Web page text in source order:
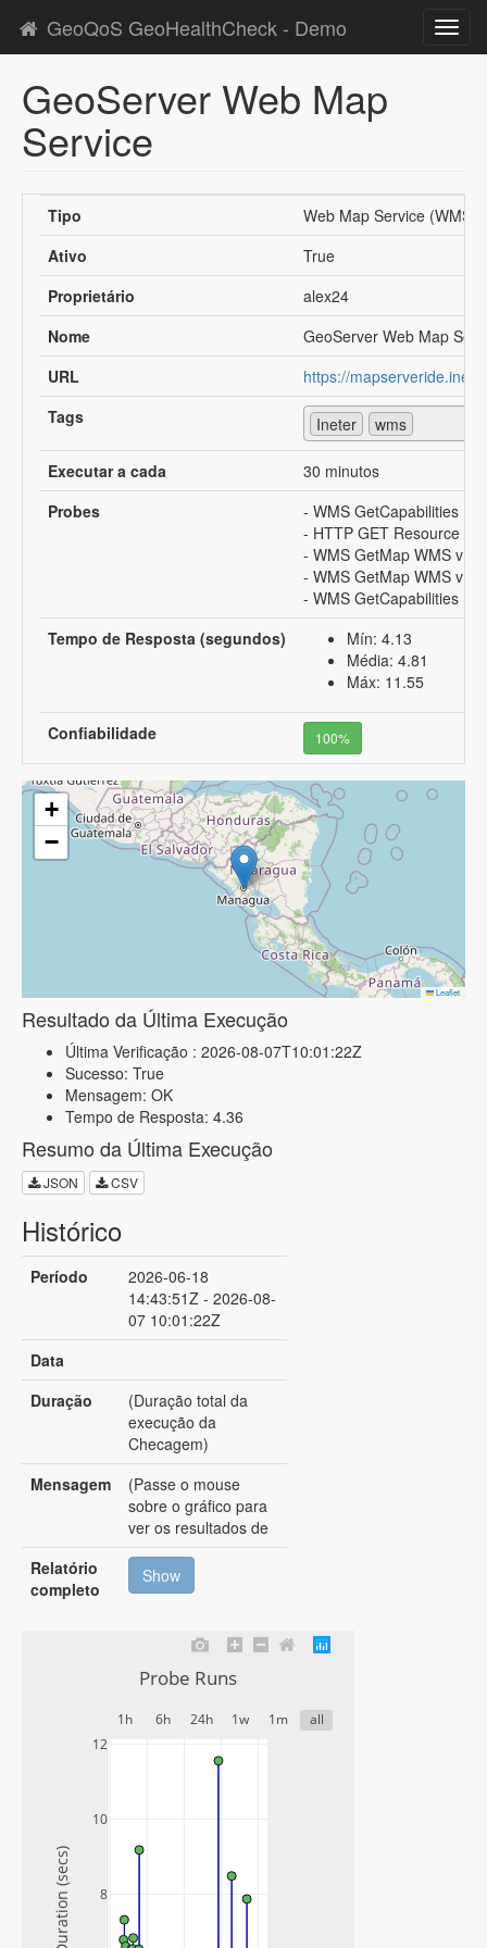
GeoQoS GeoHealthCheck - Demo
GeoServer Web Map
Service
Tipo
Web Map Service (WMS)
Ativo
True
Proprietário
alex24
Nome
GeoServer Web Map
URL
https://
Tags
Ineter wms
Executar a cada
30 minutos
Probes
- WMS GetCapabilities
- HTTP GET Resource
- WMS GetMap WMS
- WMS GetMap WMS
- WMS GetCapabilities
Tempo de Resposta (segundos)
Mín: 4.13
Média: 4.81
Máx: 11.55
Confiabilidade 100%
+
−
Leaflet
Resultado da Última Execução
Última Verificação : 2026-08-07T10:01:22Z
Sucesso: True
Mensagem: OK
Tempo de Resposta: 4.36
Resumo da Última Execução
JSON CSV
Histórico
Período
2026-06-18
14:43:51Z - 2026-08-
07 10:01:22Z
Data
Duração
(Duração total da
execução da
Checagem)
Mensagem
(Passe o mouse
sobre o gráfico para
ver os resultados de
Execução)
Relatório
completo
Show
8
10
12
1h 6h 24h 1w 1m all
Probe Runs
Duration (secs)